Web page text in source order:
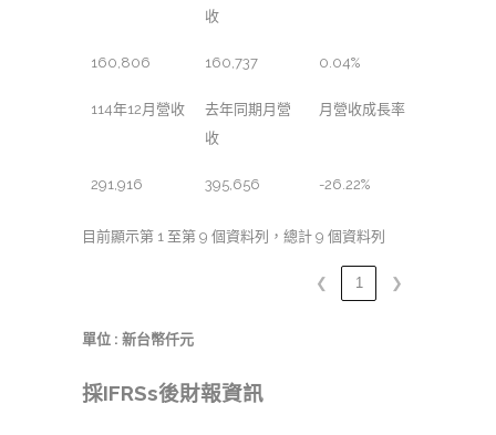
收
160,806 160,737 0.04%
114年12月營收
去年同期月營
收
月營收成長率
291,916 395,656 -26.22%
目前顯示第 1 至第 9 個資料列，總計 9 個資料列
❮ 1 ❯
單位 : 新台幣仟元
採IFRSs後財報資訊